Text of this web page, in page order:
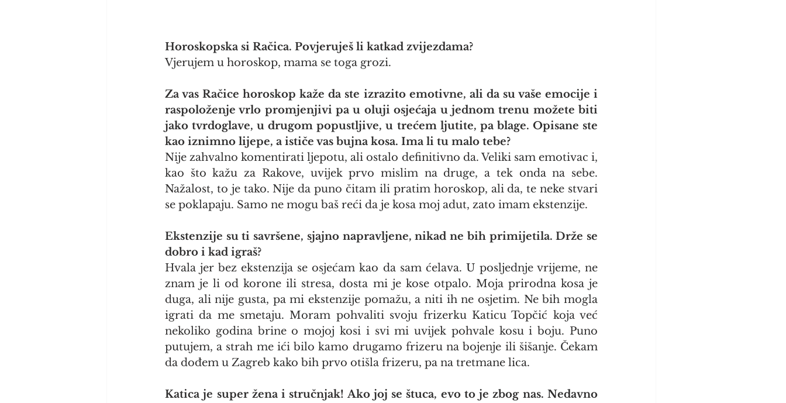
Horoskopska si Račica. Povjeruješ li katkad zvijezdama?
Vjerujem u horoskop, mama se toga grozi.
Za vas Račice horoskop kaže da ste izrazito emotivne, ali da su vaše emocije i
raspoloženje vrlo promjenjivi pa u oluji osjećaja u jednom trenu možete biti
jako tvrdoglave, u drugom popustljive, u trećem ljutite, pa blage. Opisane ste
kao iznimno lijepe, a ističe vas bujna kosa. Ima li tu malo tebe?
Nije zahvalno komentirati ljepotu, ali ostalo definitivno da. Veliki sam emotivac i,
kao što kažu za Rakove, uvijek prvo mislim na druge, a tek onda na sebe.
Nažalost, to je tako. Nije da puno čitam ili pratim horoskop, ali da, te neke stvari
se poklapaju. Samo ne mogu baš reći da je kosa moj adut, zato imam ekstenzije.
Ekstenzije su ti savršene, sjajno napravljene, nikad ne bih primijetila. Drže se
dobro i kad igraš?
Hvala jer bez ekstenzija se osjećam kao da sam ćelava. U posljednje vrijeme, ne
znam je li od korone ili stresa, dosta mi je kose otpalo. Moja prirodna kosa je
duga, ali nije gusta, pa mi ekstenzije pomažu, a niti ih ne osjetim. Ne bih mogla
igrati da me smetaju. Moram pohvaliti svoju frizerku Katicu Topčić koja već
nekoliko godina brine o mojoj kosi i svi mi uvijek pohvale kosu i boju. Puno
putujem, a strah me ići bilo kamo drugamo frizeru na bojenje ili šišanje. Čekam
da dođem u Zagreb kako bih prvo otišla frizeru, pa na tretmane lica.
Katica je super žena i stručnjak! Ako joj se štuca, evo to je zbog nas. Nedavno